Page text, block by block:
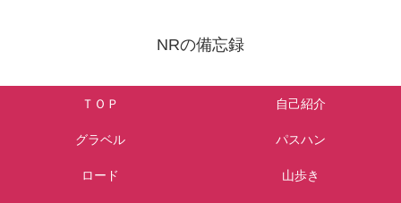
NRの備忘録
ＴＯＰ 自己紹介
グラベル パスハン
ロード 山歩き